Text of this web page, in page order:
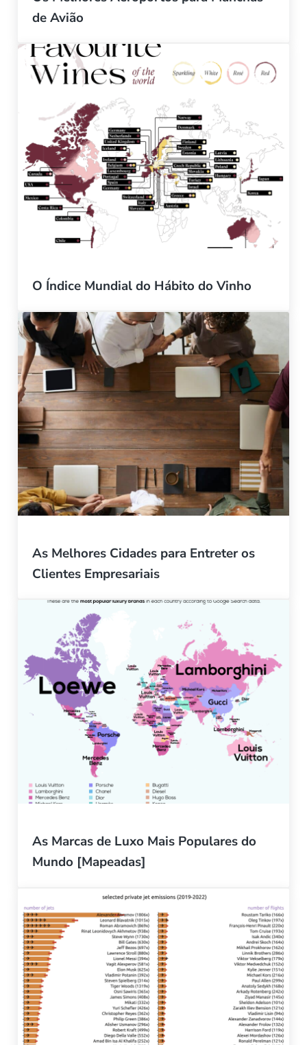
de Avião
O Índice Mundial do Hábito do Vinho
As Melhores Cidades para Entreter os
Clientes Empresariais
As Marcas de Luxo Mais Populares do
Mundo [Mapeadas]